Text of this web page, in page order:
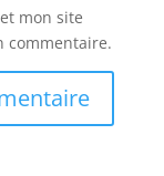
mon site
commentaire.